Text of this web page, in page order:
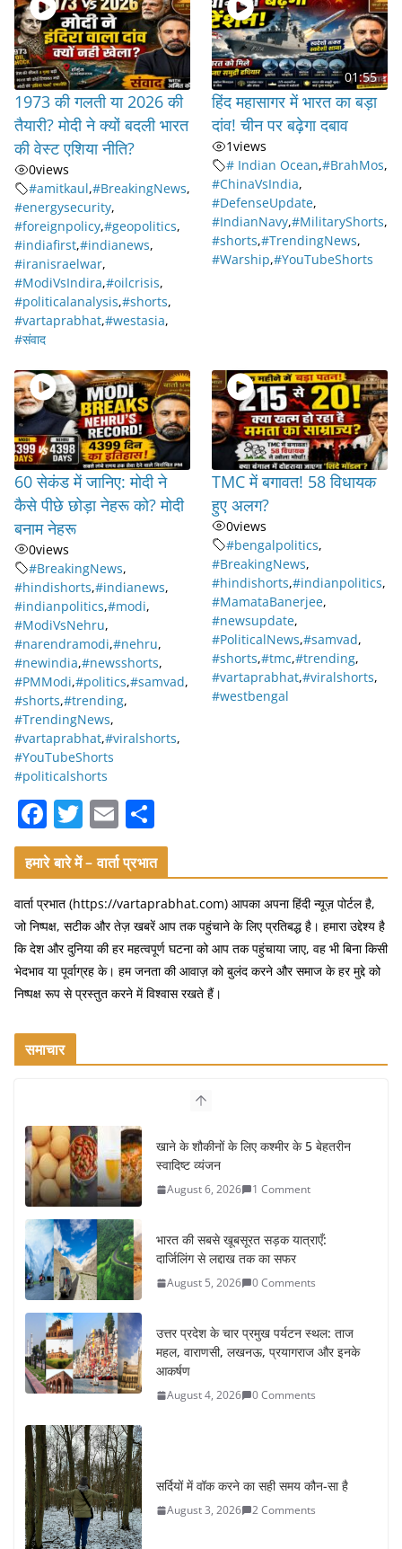
1973 की गलती या 2026 की
तैयारी? मोदी ने क्यों बदली भारत
की वेस्ट एशिया नीति?
0views
#amitkaul,#BreakingNews,
#energysecurity,
#foreignpolicy,#geopolitics,
#indiafirst,#indianews,
#iranisraelwar,
#ModiVsIndira,#oilcrisis,
#politicalanalysis,#shorts,
#vartaprabhat,#westasia,
#संवाद
01:55
हिंद महासागर में भारत का बड़ा
दांव! चीन पर बढ़ेगा दबाव
1views
# Indian Ocean,#BrahMos,
#ChinaVsIndia,
#DefenseUpdate,
#IndianNavy,#MilitaryShorts,
#shorts,#TrendingNews,
#Warship,#YouTubeShorts
60 सेकंड में जानिए: मोदी ने
कैसे पीछे छोड़ा नेहरू को? मोदी
बनाम नेहरू
0views
#BreakingNews,
#hindishorts,#indianews,
#indianpolitics,#modi,
#ModiVsNehru,
#narendramodi,#nehru,
#newindia,#newsshorts,
#PMModi,#politics,#samvad,
#shorts,#trending,
#TrendingNews,
#vartaprabhat,#viralshorts,
#YouTubeShorts
#politicalshorts
TMC में बगावत! 58 विधायक
हुए अलग?
0views
#bengalpolitics,
#BreakingNews,
#hindishorts,#indianpolitics,
#MamataBanerjee,
#newsupdate,
#PoliticalNews,#samvad,
#shorts,#tmc,#trending,
#vartaprabhat,#viralshorts,
#westbengal
F
a
c
e
b
o
o
T
w
itt
er
E
m
ai
l
h
ar
e
हमारे बारे में – वार्ता प्रभात
वार्ता प्रभात (https://vartaprabhat.com) आपका अपना हिंदी न्यूज़ पोर्टल है,
जो निष्पक्ष, सटीक और तेज़ खबरें आप तक पहुंचाने के लिए प्रतिबद्ध है। हमारा उद्देश्य है
कि देश और दुनिया की हर महत्वपूर्ण घटना को आप तक पहुंचाया जाए, वह भी बिना किसी
भेदभाव या पूर्वाग्रह के। हम जनता की आवाज़ को बुलंद करने और समाज के हर मुद्दे को
निष्पक्ष रूप से प्रस्तुत करने में विश्वास रखते हैं।
समाचार
खाने के शौकीनों के लिए कश्मीर के 5 बेहतरीन
स्वादिष्ट व्यंजन
August 6, 2026 1 Comment
भारत की सबसे खूबसूरत सड़क यात्राएँ:
दार्जिलिंग से लद्दाख तक का सफर
August 5, 2026 0 Comments
उत्तर प्रदेश के चार प्रमुख पर्यटन स्थल: ताज
महल, वाराणसी, लखनऊ, प्रयागराज और इनके
आकर्षण
August 4, 2026 0 Comments
सर्दियों में वॉक करने का सही समय कौन-सा है
August 3, 2026 2 Comments